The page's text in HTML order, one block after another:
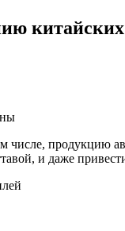
продукцию
и даже